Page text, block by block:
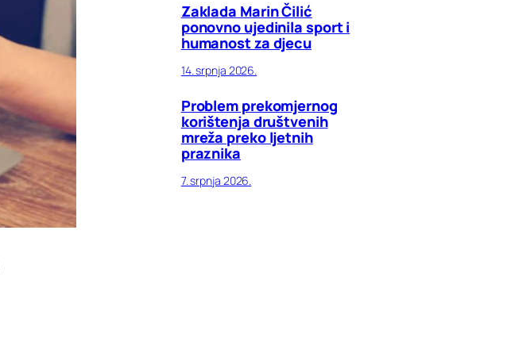
Zaklada Marin Čilić
ponovno ujedinila sport i
humanost za djecu
14. srpnja 2026.
Problem prekomjernog
korištenja društvenih
mreža preko ljetnih
praznika
7. srpnja 2026.